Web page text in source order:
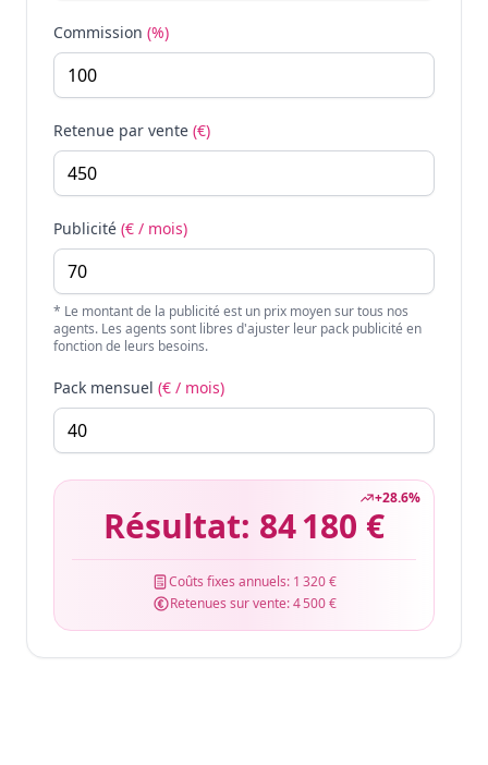
Commission (%)
Retenue par vente (€)
Publicité (€ / mois)
* Le montant de la publicité est un prix moyen sur tous nos
agents. Les agents sont libres d'ajuster leur pack publicité en
fonction de leurs besoins.
Pack mensuel (€ / mois)
+28.6%
Résultat: 84 180 €
Coûts fixes annuels: 1 320 €
Retenues sur vente:4 500 €